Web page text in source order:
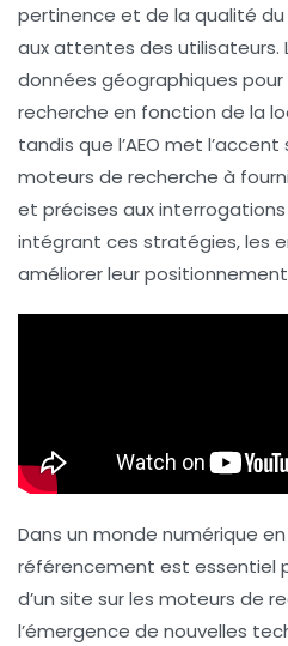
pertinence et de la qualité
aux attentes des utilisateurs.
données géographiques
recherche en fonction de la
tandis que l’AEO met l’accent
moteurs de recherche à
et précises aux
intégrant ces stratégies, les
améliorer leur
Dans un monde numérique
référencement est essentiel
d’un site sur les moteurs de
l’émergence de nouvelles